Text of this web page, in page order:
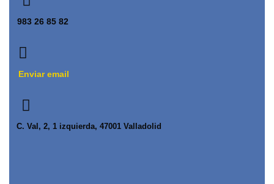
983 26 85 82
Enviar email
C. Val, 2, 1 izquierda, 47001 Valladolid